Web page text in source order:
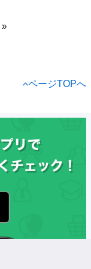
ページTOPへ